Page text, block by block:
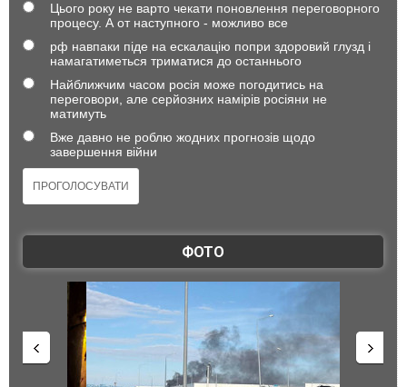
Цього року не варто чекати поновлення переговорного
процесу. А от наступного - можливо все
рф навпаки піде на ескалацію попри здоровий глузд і
намагатиметься триматися до останнього
Найближчим часом росія може погодитись на
переговори, але серйозних намірів росіяни не
матимуть
Вже давно не роблю жодних прогнозів щодо
завершення війни
ФОТО